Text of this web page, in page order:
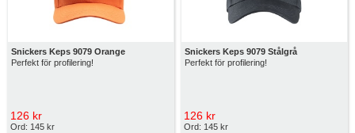
Snickers Keps 9079 Orange
Perfekt för profilering!
126 kr
Ord: 145 kr
Snickers Keps 9079 Stålgrå
Perfekt för profilering!
126 kr
Ord: 145 kr